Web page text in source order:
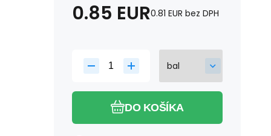
0.85 EUR0.81 EUR bez DPH
DO KOŠÍKA